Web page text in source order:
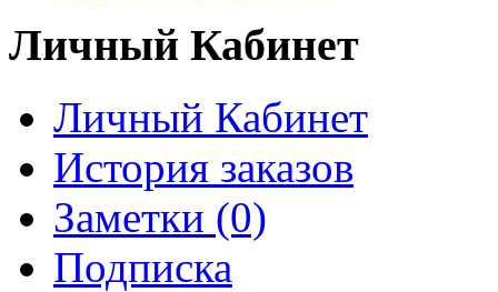
Личный Кабинет
Личный Кабинет
История заказов
Заметки (0)
Подписка